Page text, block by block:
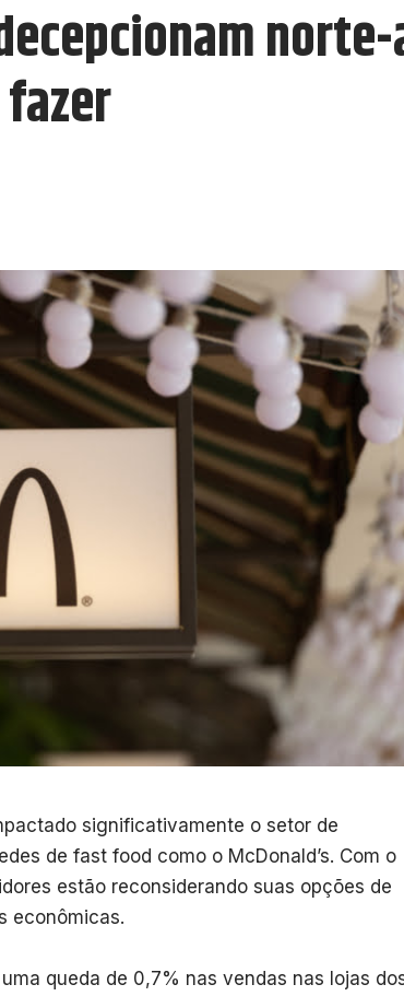
significativamente o setor de
de fast food como o McDonald’s. Com o
estão reconsiderando suas opções de
econômicas.
queda de 0,7% nas vendas nas lojas